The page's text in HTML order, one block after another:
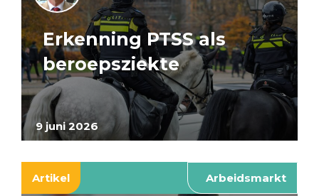
9 juni 2026
Erkenning PTSS als
beroepsziekte
Artikel Arbeidsmarkt